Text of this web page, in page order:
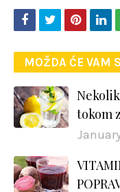
MOŽDA ĆE VAM
tokom